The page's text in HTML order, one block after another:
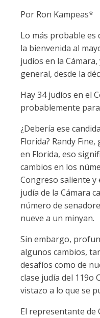
Por Ron Kampeas*
Lo más probable es
la bienvenida al
judíos en la
general, desde la
Hay 34 judíos en el
probablemente
¿Debería ese
Florida? Randy
en Florida, eso
cambios en los
Congreso saliente y
judía de la Cámara
número de
nueve a un minyan.
Sin embargo,
algunos cambios,
desafíos como de
clase judía del 119o
vistazo a lo que se
El representante de